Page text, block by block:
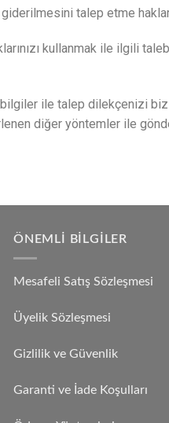
talep etme
kullanmak ile ilgili
bilgiler ile talep dilekçenizi
diğer yöntemler ile
ÖNEMLI BILGILER
Mesafeli Satış Sözleşmesi
Üyelik Sözleşmesi
Gizlilik ve Güvenlik
Garanti ve İade Koşulları